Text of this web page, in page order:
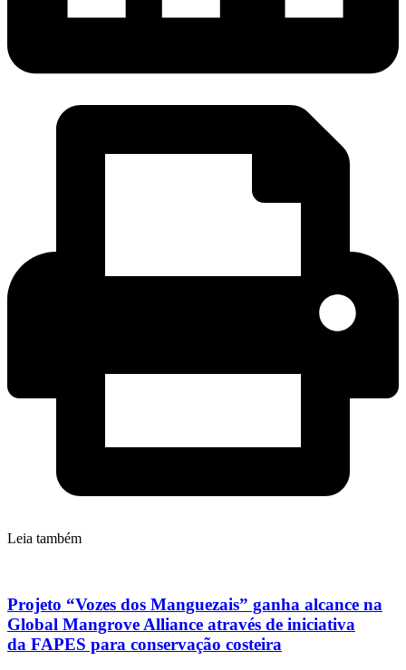
Leia também
Projeto “Vozes dos Manguezais” ganha alcance na
Global Mangrove Alliance através de iniciativa
da FAPES para conservação costeira